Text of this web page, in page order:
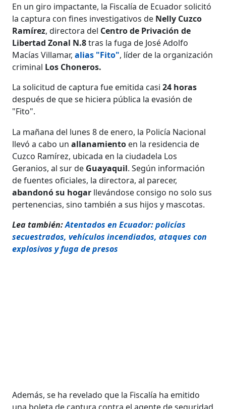
En un giro impactante, la Fiscalía de Ecuador solicitó
la captura con fines investigativos de Nelly Cuzco
Ramírez, directora del Centro de Privación de
Libertad Zonal N.8tras la fuga de José Adolfo
Macías Villamar,alias "Fito", líder de la organización
criminal Los Choneros.
La solicitud de captura fue emitida casi24 horas
después de que se hiciera pública la evasión de
"Fito".
La mañana del lunes 8 de enero, la Policía Nacional
llevó a cabo unallanamiento en la residencia de
Cuzco Ramírez, ubicada en la ciudadela Los
Geranios, al sur de Guayaquil. Según información
de fuentes oficiales, la directora, al parecer,
abandonó su hogar llevándose consigo no solo sus
pertenencias, sino también a sus hijos y mascotas.
Lea también:Atentados en Ecuador: policías
secuestrados, vehículos incendiados, ataques con
explosivos y fuga de presos
Además, se ha revelado que la Fiscalía ha emitido